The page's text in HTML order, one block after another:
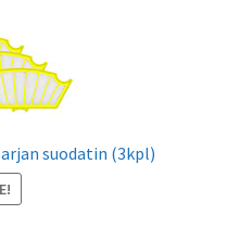
suodatin (3kpl)